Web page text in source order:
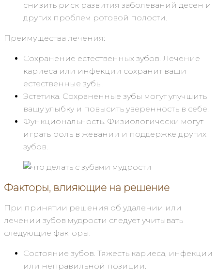
снизить риск развития заболеваний десен и
других проблем ротовой полости.
Преимущества лечения:
Сохранение естественных зубов. Лечение
кариеса или инфекции сохранит ваши
естественные зубы.
Эстетика. Сохраненные зубы могут улучшить
вашу улыбку и повысить уверенность в себе.
Функциональность. Физиологически могут
играть роль в жевании и поддержке других
зубов.
Факторы, влияющие на решение
При принятии решения об удалении или
лечении зубов мудрости следует учитывать
следующие факторы:
Состояние зубов. Тяжесть кариеса, инфекции
или неправильной позиции.